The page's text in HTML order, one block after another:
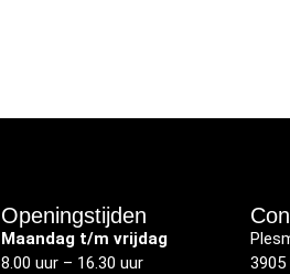
Openingstijden
Maandag t/m vrijdag
8.00 uur – 16.30 uur
3905